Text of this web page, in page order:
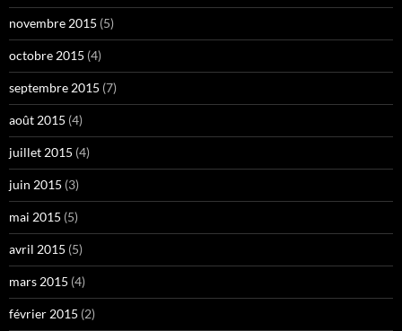
novembre 2015 (5)
octobre 2015 (4)
septembre 2015 (7)
août 2015 (4)
juillet 2015 (4)
juin 2015 (3)
mai 2015 (5)
avril 2015 (5)
mars 2015 (4)
février 2015 (2)